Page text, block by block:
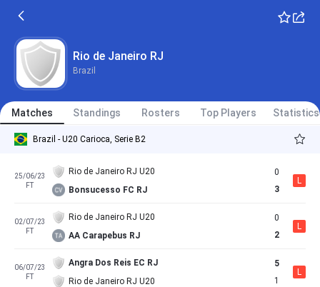
Rio de Janeiro RJ
Brazil
Matches Standings Rosters Top Players Statistics
Brazil - U20 Carioca, Serie B2
25/06/23
FT
Rio de Janeiro RJ U20
Bonsucesso FC RJ
0
3
L
02/07/23
FT
Rio de Janeiro RJ U20
AA Carapebus RJ
0
2
L
06/07/23
FT
Angra Dos Reis EC RJ
Rio de Janeiro RJ U20
5
1
L